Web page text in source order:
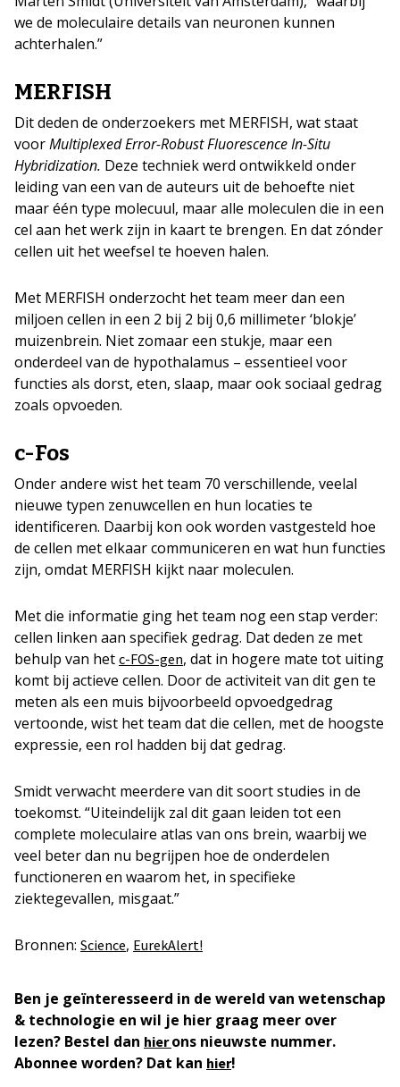
we de moleculaire details van neuronen kunnen
achterhalen.”
MERFISH
Dit deden de onderzoekers met MERFISH, wat staat
voorMultiplexed Error-Robust Fluorescence In-Situ
Hybridization. Deze techniek werd ontwikkeld onder
leiding van een van de auteurs uit de behoefte niet
maar één type molecuul, maar alle moleculen die in een
cel aan het werk zijn in kaart te brengen. En dat zónder
cellen uit het weefsel te hoeven halen.
Met MERFISH onderzocht het team meer dan een
miljoen cellen in een 2 bij 2 bij 0,6 millimeter ‘blokje’
muizenbrein. Niet zomaar een stukje, maar een
onderdeel van de hypothalamus – essentieel voor
functies als dorst, eten, slaap, maar ook sociaal gedrag
zoals opvoeden.
c-Fos
Onder andere wist het team 70 verschillende, veelal
nieuwe typen zenuwcellen en hun locaties te
identificeren. Daarbij kon ook worden vastgesteld hoe
de cellen met elkaar communiceren en wat hun functies
zijn, omdat MERFISH kijkt naar moleculen.
Met die informatie ging het team nog een stap verder:
cellen linken aan specifiek gedrag. Dat deden ze met
behulp van het c-FOS-gen, dat in hogere mate tot uiting
komt bij actieve cellen. Door de activiteit van dit gen te
meten als een muis bijvoorbeeld opvoedgedrag
vertoonde, wist het team dat die cellen, met de hoogste
expressie, een rol hadden bij dat gedrag.
Smidt verwacht meerdere van dit soort studies in de
toekomst. “Uiteindelijk zal dit gaan leiden tot een
complete moleculaire atlas van ons brein, waarbij we
veel beter dan nu begrijpen hoe de onderdelen
functioneren en waarom het, in specifieke
ziektegevallen, misgaat.”
Bronnen: Science, EurekAlert!
Ben je geïnteresseerd in de wereld van wetenschap
& technologie en wil je hier graag meer over
lezen? Bestel dan hierons nieuwste nummer.
Abonnee worden? Dat kan hier!